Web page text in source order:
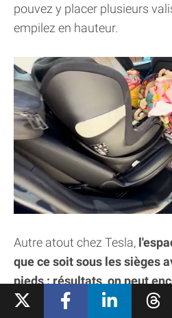
pouvez y placer plusieurs
empilez en hauteur.
Autre atout chez Tesla,
que ce soit sous les sièges
pieds : résultats, on peut
de petits sacs dans les pieds